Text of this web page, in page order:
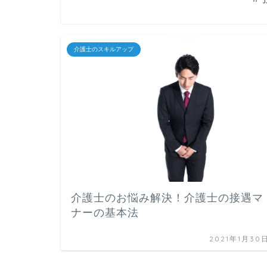
介護士のスキルアップ
介護士のお悩み解決！介護士の接遇マ
ナーの基本法
2021年1月30